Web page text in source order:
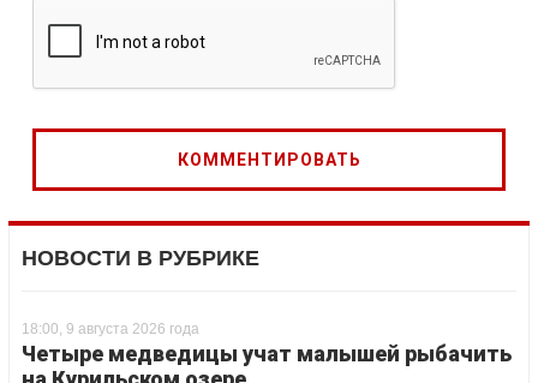
НОВОСТИ В РУБРИКЕ
18:00, 9 августа 2026 года
Четыре медведицы учат малышей рыбачить